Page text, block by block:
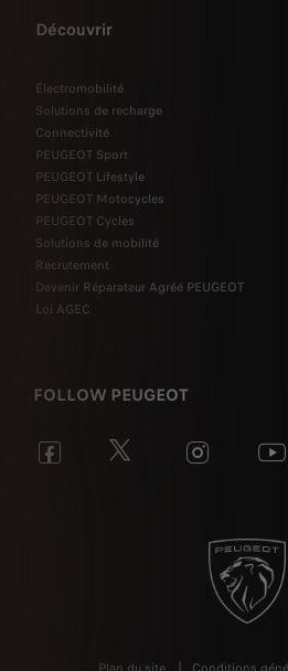
Découvrir
Électromobilité
Solutions de recharge
Connectivité
PEUGEOT Sport
PEUGEOT Lifestyle
PEUGEOT Motocycles
PEUGEOT Cycles
Solutions de mobilité
Recrutement
Devenir Réparateur Agréé PEUGEOT
Loi AGEC
FOLLOW PEUGEOT
Plan du site Conditions